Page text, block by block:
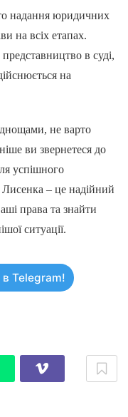
надання юридичних
на всіх етапах.
в суді,
на
не варто
ви звернетеся до
успішного
Лисенка – це надійний
права та знайти
ситуації.
Telegram!